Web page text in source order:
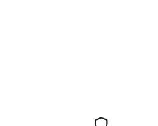
Momenteel zijn er
Energie